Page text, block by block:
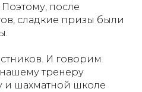
после
сладкие призы были
И говорим
тренеру
шахматной школе